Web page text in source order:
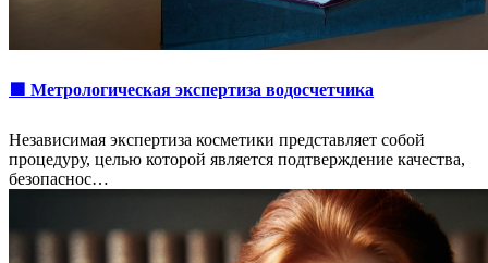
🟩 Метрологическая экспертиза водосчетчика
Независимая экспертиза косметики представляет собой
процедуру, целью которой является подтверждение качества,
безопаснос…